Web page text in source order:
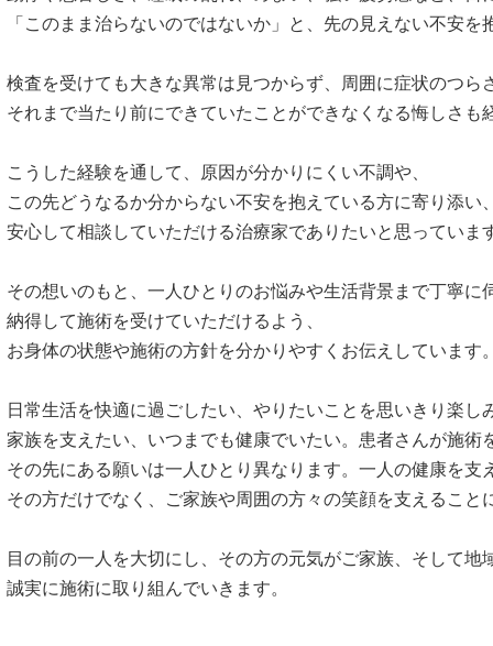
「このまま治らないのではないか」と、先の見えない不安
検査を受けても大きな異常は見つからず、周囲に症状のつら
それまで当たり前にできていたことができなくなる悔しさも
こうした経験を通して、原因が分かりにくい不調や、
この先どうなるか分からない不安を抱えている方に寄り添い
安心して相談していただける治療家でありたいと思っていま
その想いのもと、一人ひとりのお悩みや生活背景まで丁寧に
納得して施術を受けていただけるよう、
お身体の状態や施術の方針を分かりやすくお伝えしています
日常生活を快適に過ごしたい、やりたいことを思いきり楽し
家族を支えたい、いつまでも健康でいたい。患者さんが施術
その先にある願いは一人ひとり異なります。一人の健康を支
その方だけでなく、ご家族や周囲の方々の笑顔を支えること
目の前の一人を大切にし、その方の元気がご家族、そして地
誠実に施術に取り組んでいきます。